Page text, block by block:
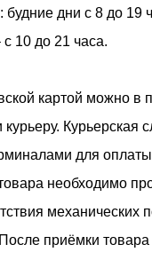
будние дни с 8 до 19
10 до 21 часа.
картой можно в
Курьерская
для оплаты
необходимо
механических
приёмки